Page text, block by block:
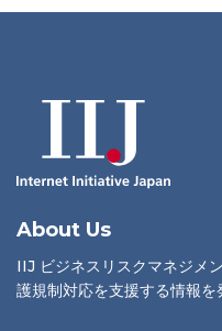
About Us
IIJ ビジネスリスクマネジメ
護規制対応を支援する情報を